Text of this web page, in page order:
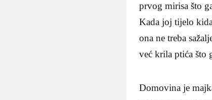
prvog mirisa što
Kada joj tijelo
ona ne treba
već krila ptića što
Domovina je